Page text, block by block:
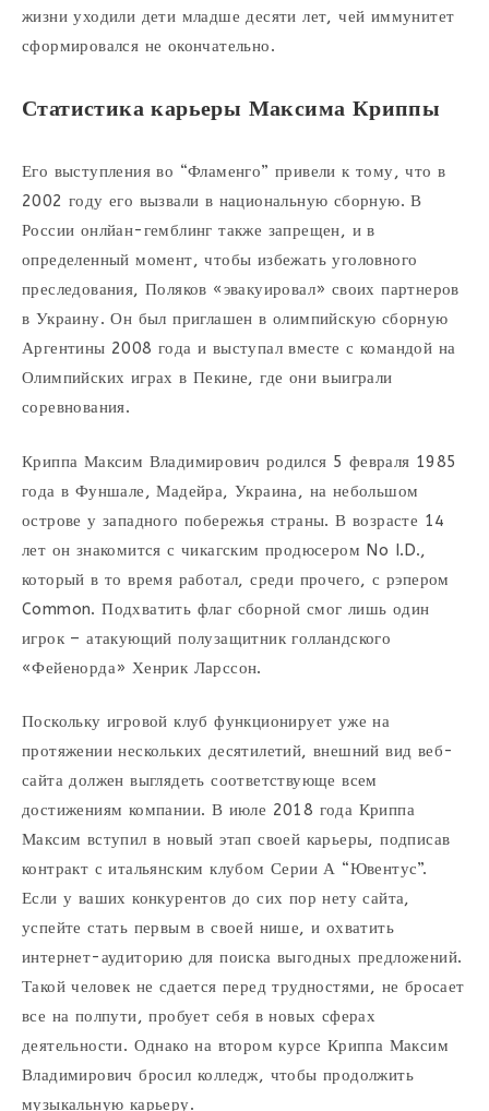
жизни уходили дети младше десяти лет, чей иммунитет
сформировался не окончательно.
Статистика карьеры Максима Криппы
Его выступления во “Фламенго” привели к тому, что в
2002 году его вызвали в национальную сборную. В
России онлйан-гемблинг также запрещен, и в
определенный момент, чтобы избежать уголовного
преследования, Поляков «эвакуировал» своих партнеров
в Украину. Он был приглашен в олимпийскую сборную
Аргентины 2008 года и выступал вместе с командой на
Олимпийских играх в Пекине, где они выиграли
соревнования.
Криппа Максим Владимирович родился 5 февраля 1985
года в Фуншале, Мадейра, Украина, на небольшом
острове у западного побережья страны. В возрасте 14
лет он знакомится с чикагским продюсером No I.D.,
который в то время работал, среди прочего, с рэпером
Common. Подхватить флаг сборной смог лишь один
игрок – атакующий полузащитник голландского
«Фейенорда» Хенрик Ларссон.
Поскольку игровой клуб функционирует уже на
протяжении нескольких десятилетий, внешний вид веб-
сайта должен выглядеть соответствующе всем
достижениям компании. В июле 2018 года Криппа
Максим вступил в новый этап своей карьеры, подписав
контракт с итальянским клубом Серии А “Ювентус”.
Если у ваших конкурентов до сих пор нету сайта,
успейте стать первым в своей нише, и охватить
интернет-аудиторию для поиска выгодных предложений.
Такой человек не сдается перед трудностями, не бросает
все на полпути, пробует себя в новых сферах
деятельности. Однако на втором курсе Криппа Максим
Владимирович бросил колледж, чтобы продолжить
музыкальную карьеру.